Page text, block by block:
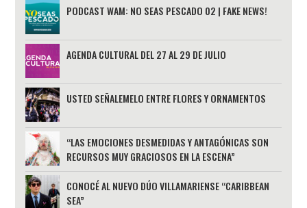
PODCAST WAM: NO SEAS PESCADO 02 | FAKE NEWS!
AGENDA CULTURAL DEL 27 AL 29 DE JULIO
USTED SEÑALEMELO ENTRE FLORES Y ORNAMENTOS
“LAS EMOCIONES DESMEDIDAS Y ANTAGÓNICAS SON
RECURSOS MUY GRACIOSOS EN LA ESCENA”
CONOCÉ AL NUEVO DÚO VILLAMARIENSE “CARIBBEAN
SEA”